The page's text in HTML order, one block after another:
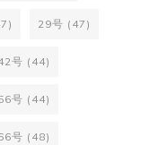
29号 (47)
号 (44)
号 (44)
号 (48)